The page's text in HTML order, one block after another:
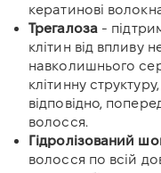
кератинові
Трегалоза -
клітин від впливу
навколишнього
клітинну
відповідно,
волосся.
Гідролізований
волосся по всій